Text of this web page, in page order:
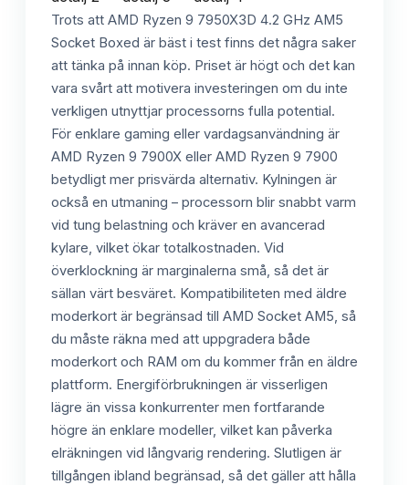
Trots att AMD Ryzen 9 7950X3D 4.2 GHz AM5
Socket Boxed är bäst i test finns det några saker
att tänka på innan köp. Priset är högt och det kan
vara svårt att motivera investeringen om du inte
verkligen utnyttjar processorns fulla potential.
För enklare gaming eller vardagsanvändning är
AMD Ryzen 9 7900X eller AMD Ryzen 9 7900
betydligt mer prisvärda alternativ. Kylningen är
också en utmaning – processorn blir snabbt varm
vid tung belastning och kräver en avancerad
kylare, vilket ökar totalkostnaden. Vid
överklockning är marginalerna små, så det är
sällan värt besväret. Kompatibiliteten med äldre
moderkort är begränsad till AMD Socket AM5, så
du måste räkna med att uppgradera både
moderkort och RAM om du kommer från en äldre
plattform. Energiförbrukningen är visserligen
lägre än vissa konkurrenter men fortfarande
högre än enklare modeller, vilket kan påverka
elräkningen vid långvarig rendering. Slutligen är
tillgången ibland begränsad, så det gäller att hålla